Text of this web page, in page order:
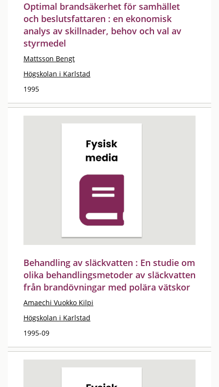
Optimal brandsäkerhet för samhället
och beslutsfattaren : en ekonomisk
analys av skillnader, behov och val av
styrmedel
Mattsson Bengt
Högskolan i Karlstad
1995
Behandling av släckvatten : En studie om
olika behandlingsmetoder av släckvatten
från brandövningar med polära vätskor
Amaechi Vuokko Kilpi
Högskolan i Karlstad
1995-09